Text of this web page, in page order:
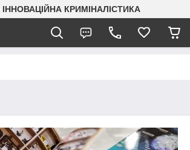
КРИМІНАЛІСТИКА